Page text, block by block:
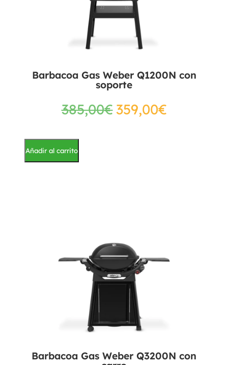
Barbacoa Gas Weber Q1200N con
soporte
385,00€359,00€
Añadir al carrito
Barbacoa Gas Weber Q3200N con